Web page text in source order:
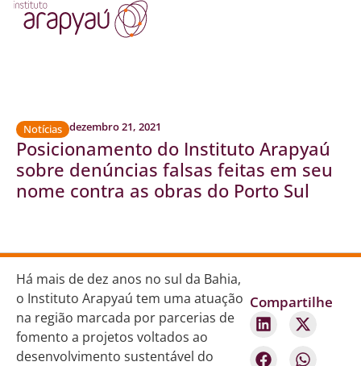
Notícias dezembro 21, 2021
Posicionamento do Instituto Arapyaú
sobre denúncias falsas feitas em seu
nome contra as obras do Porto Sul
Compartilhe
Há mais de dez anos no sul da Bahia,
o Instituto Arapyaú tem uma atuação
na região marcada por parcerias de
fomento a projetos voltados ao
desenvolvimento sustentável do